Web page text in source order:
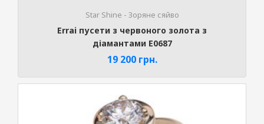
Stаr Shine - Зоряне сяйво
Errai пусети з червоного золота з
діамантами E0687
19 200 грн.